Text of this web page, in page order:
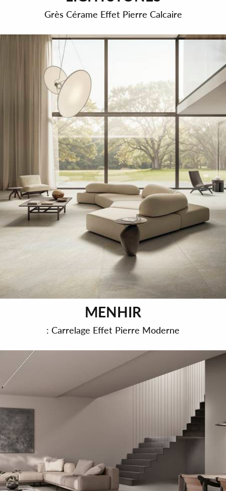
Grès Cérame Effet Pierre Calcaire
MENHIR
: Carrelage Effet Pierre Moderne